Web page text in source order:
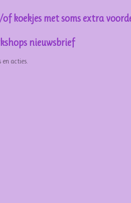
koekjes met soms extra
nieuwsbrief
acties.